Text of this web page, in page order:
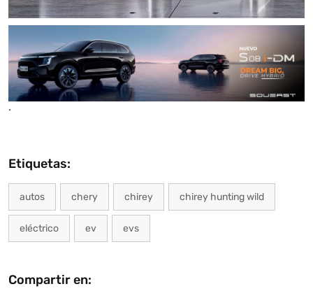
.
Etiquetas:
autos chery chirey chirey hunting wild
eléctrico ev evs
Compartir en: